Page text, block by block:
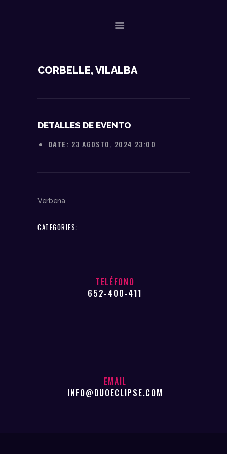
NOSOTROS
ACTUACIONES
CORBELLE, VILALBA
DETALLES DE EVENTO
DATE: 23 AGOSTO, 2024 23:00
Verbena
CATEGORIES:
TELÉFONO
652-400-411
EMAIL
INFO@DUOECLIPSE.COM